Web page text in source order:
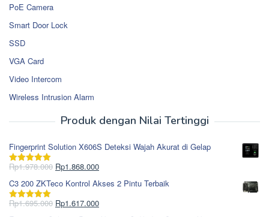
PoE Camera
Smart Door Lock
SSD
VGA Card
Video Intercom
Wireless Intrusion Alarm
Produk dengan Nilai Tertinggi
Fingerprint Solution X606S Deteksi Wajah Akurat di Gelap
Dinilai5.00
Rp1.978.000 Harga
aslinya
adalah:
Rp1.978.000.
Rp1.868.000Harga
saat
ini
adalah:
C3 200 ZKTeco Kontrol Akses 2 Pintu Terbaik
Dinilai5.00
Rp1.695.000 Harga
aslinya
Rp1.617.000Harga
saat